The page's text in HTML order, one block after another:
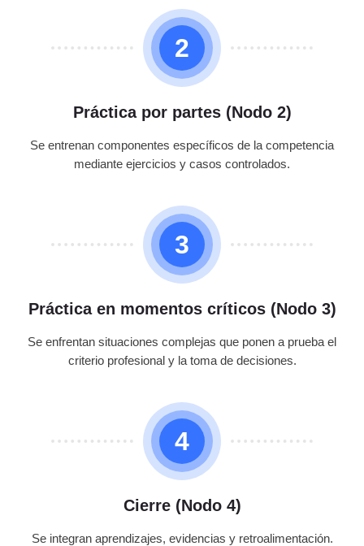
2
Práctica por partes (Nodo 2)
Se entrenan componentes específicos de la competencia
mediante ejercicios y casos controlados.
3
Práctica en momentos críticos (Nodo 3)
Se enfrentan situaciones complejas que ponen a prueba el
criterio profesional y la toma de decisiones.
4
Cierre (Nodo 4)
Se integran aprendizajes, evidencias y retroalimentación.